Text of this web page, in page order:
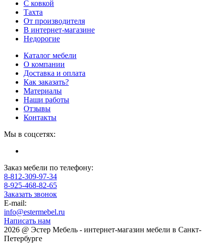
С ковкой
Тахта
От производителя
В интернет-магазине
Недорогие
Каталог мебели
О компании
Доставка и оплата
Как заказать?
Материалы
Наши работы
Отзывы
Контакты
Мы в соцсетях:
Заказ мебели по телефону:
8-812-309-97-34
8-925-468-82-65
Заказать звонок
E-mail:
info@estermebel.ru
Написать нам
2026 @ Эстер Мебель - интернет-магазин мебели в Санкт-
Петербурге